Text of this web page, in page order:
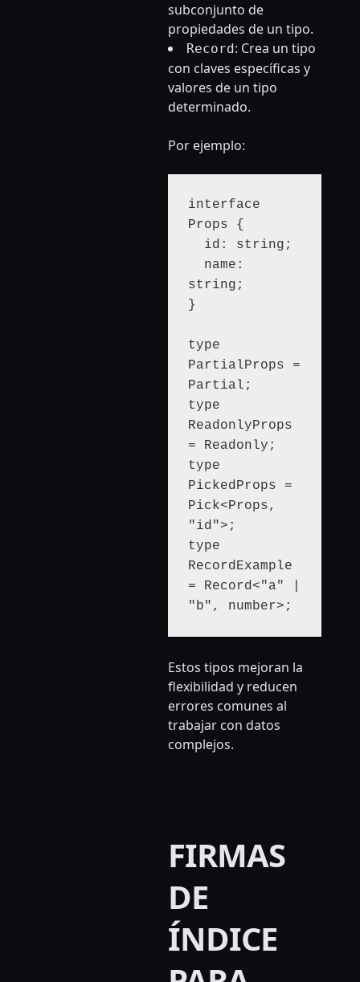
subconjunto de
propiedades de un tipo.
Record: Crea un tipo
con claves específicas y
valores de un tipo
determinado.
Por ejemplo:
interface
Props {
string;
}
type
PartialProps =
Partial;
type
ReadonlyProps
= Readonly;
type
PickedProps =
Pick<Props,
"id">;
type
RecordExample
= Record<"a" |
Estos tipos mejoran la
flexibilidad y reducen
errores comunes al
trabajar con datos
complejos.
FIRMAS
DE
ÍNDICE